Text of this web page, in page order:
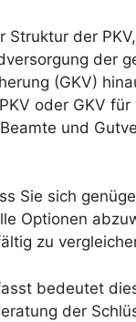
Struktur der
der
(GKV)
oder GKV für
und
Sie sich
Optionen
zu
bedeutet
der